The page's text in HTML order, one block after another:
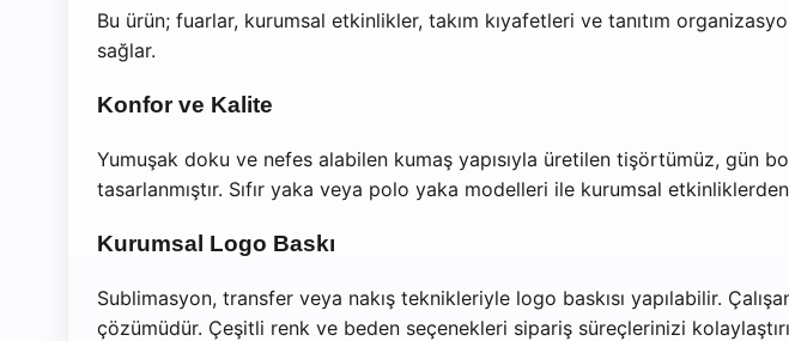
Bu ürün; fuarlar, kurumsal etkinlikler, takım kıyafetleri ve tanıtım
sağlar.
Konfor ve Kalite
Yumuşak doku ve nefes alabilen kumaş yapısıyla üretilen tişörtümüz, gün
tasarlanmıştır. Sıfır yaka veya polo yaka modelleri ile kurumsal
Kurumsal Logo Baskı
Sublimasyon, transfer veya nakış teknikleriyle logo baskısı yapılabilir.
çözümüdür. Çeşitli renk ve beden seçenekleri sipariş süreçlerinizi